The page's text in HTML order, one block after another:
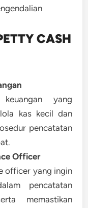
CASH
yang
kas kecil dan
pencatatan
Officer
officer yang ingin
pencatatan
memastikan